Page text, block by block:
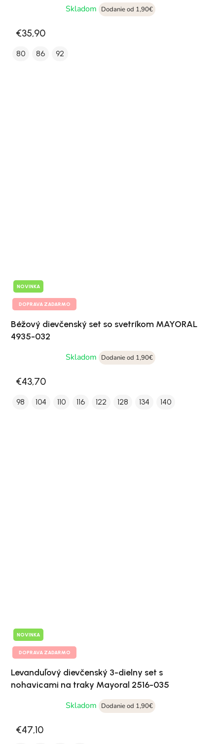
Skladom Dodanie od 1,90€
€35,90
80 86 92
NOVINKA
DOPRAVA ZADARMO
Béžový dievčenský set so svetríkom MAYORAL
4935-032
Skladom
Dodanie od 1,90€
€43,70
98 104 110 116 122 128 134 140
NOVINKA
DOPRAVA ZADARMO
Levanduľový dievčenský 3-dielny set s
nohavicami na traky Mayoral 2516-035
Skladom
Dodanie od 1,90€
€47,10